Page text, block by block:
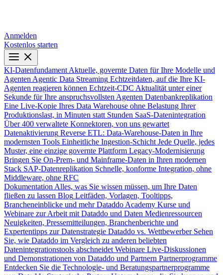
Anmelden
Kostenlos starten
KI-Datenfundament Aktuelle, governte Daten für Ihre Modelle und
Agenten Agentic Data Streaming Echtzeitdaten, auf die Ihre KI-
Agenten reagieren können Echtzeit-CDC Aktualität unter einer
Sekunde für Ihre anspruchsvollsten Agenten Datenbankreplikation
Eine Live-Kopie Ihres Data Warehouse ohne Belastung Ihrer
Produktionslast, in Minuten statt Stunden SaaS-Datenintegration
Über 400 verwaltete Konnektoren, von uns gewartet
Datenaktivierung Reverse ETL: Data-Warehouse-Daten in Ihre
modernsten Tools Einheitliche Ingestion-Schicht Jede Quelle, jedes
Muster, eine einzige governte Plattform Legacy-Modernisierung
Bringen Sie On-Prem- und Mainframe-Daten in Ihren modernen
Stack SAP-Datenreplikation Schnelle, konforme Integration, ohne
Middleware, ohne RFC
Dokumentation Alles, was Sie wissen müssen, um Ihre Daten
fließen zu lassen Blog Leitfäden, Vorlagen, Tooltipps,
Brancheneinblicke und mehr Dataddo Academy Kurse und
Webinare zur Arbeit mit Dataddo und Daten Medienressourcen
Neuigkeiten, Pressemitteilungen, Branchenberichte und
Expertentipps zur Datenstrategie Dataddo vs. Wettbewerber Sehen
Sie, wie Dataddo im Vergleich zu anderen beliebten
Datenintegrationstools abschneidet Webinare Live-Diskussionen
und Demonstrationen von Dataddo und Partnern Partnerprogramme
Entdecken Sie die Technologie- und Beratungspartnerprogramme